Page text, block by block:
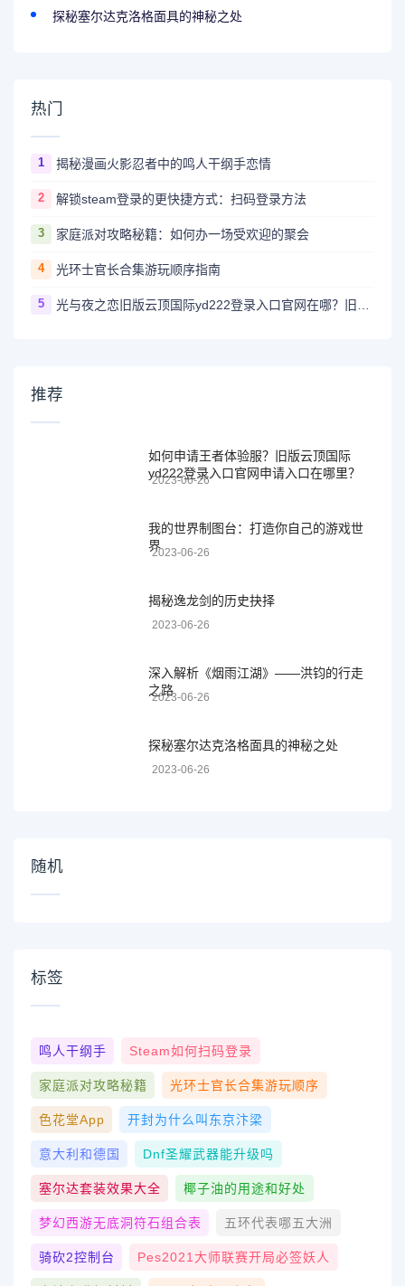
探秘塞尔达克洛格面具的神秘之处
热门
1 揭秘漫画火影忍者中的鸣人干纲手恋情
2 解锁steam登录的更快捷方式：扫码登录方法
3 家庭派对攻略秘籍：如何办一场受欢迎的聚会
4 光环士官长合集游玩顺序指南
5
推荐
如何申请王者体验服？旧版云顶国际
yd222登录入口官网申请入口在哪里？
2023-06-26
我的世界制图台：打造你自己的游戏世
界
2023-06-26
揭秘逸龙剑的历史抉择
2023-06-26
深入解析《烟雨江湖》——洪钧的行走
之路
2023-06-26
探秘塞尔达克洛格面具的神秘之处
2023-06-26
随机
标签
鸣人干纲手 Steam如何扫码登录
家庭派对攻略秘籍 光环士官长合集游玩顺序
色花堂app 开封为什么叫东京汴梁
意大利和德国 Dnf圣耀武器能升级吗
塞尔达套装效果大全 椰子油的用途和好处
梦幻西游无底洞符石组合表 五环代表哪五大洲
骑砍2控制台 Pes2021大师联赛开局必签妖人